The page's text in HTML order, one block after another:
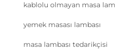
kablolu olmayan masa
yemek masası lambası
masa lambası tedarikçisi